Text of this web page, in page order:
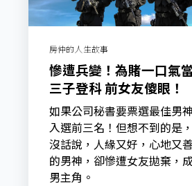
房仲的人生故事
慘遭兵變！為賭一口氣
三子登科 前女友傻眼！
如果公司秘書要票選最佳男
入選前三名！但想不到的是
沒話說，人緣又好，心地又
的男神，卻慘遭女友拋棄，
男主角。